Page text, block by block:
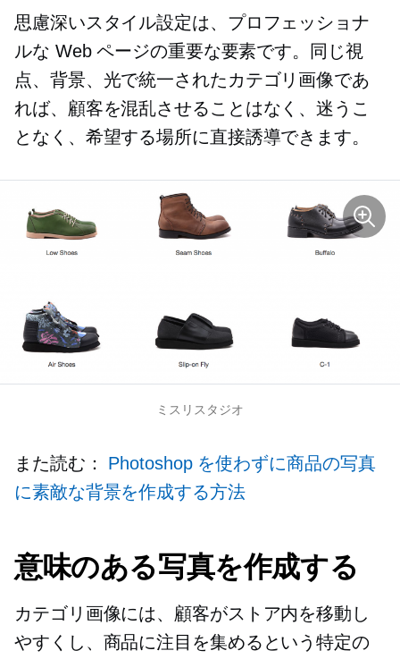
思慮深いスタイル設定は、プロフェッショナ
ルな Web ページの重要な要素です。同じ視
点、背景、光で統一されたカテゴリ画像であ
れば、顧客を混乱させることはなく、迷うこ
となく、希望する場所に直接誘導できます。
ミスリスタジオ
また読む： Photoshop を使わずに商品の写真
に素敵な背景を作成する方法
意味のある写真を作成する
カテゴリ画像には、顧客がストア内を移動し
やすくし、商品に注目を集めるという特定の